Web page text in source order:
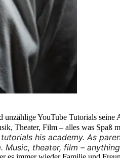
YouTube Tutorials
Theater, Film – alles was Spaß
his academy. As
theater, film –